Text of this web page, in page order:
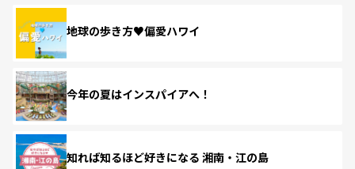
地球の歩き方♥偏愛ハワイ
今年の夏はインスパイアへ！
知れば知るほど好きになる 湘南・江の島